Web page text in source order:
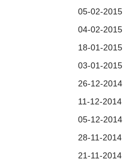
05-02-2015
04-02-2015
18-01-2015
03-01-2015
26-12-2014
11-12-2014
05-12-2014
28-11-2014
21-11-2014